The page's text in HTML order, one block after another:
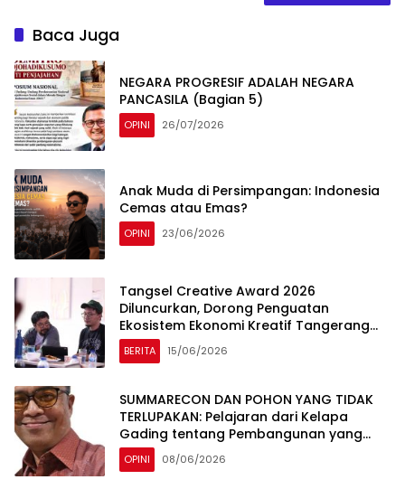
Baca Juga
NEGARA PROGRESIF ADALAH NEGARA
PANCASILA (Bagian 5)
OPINI 26/07/2026
Anak Muda di Persimpangan: Indonesia
Cemas atau Emas?
OPINI 23/06/2026
Tangsel Creative Award 2026
Diluncurkan, Dorong Penguatan
Ekosistem Ekonomi Kreatif Tangerang
Selatan
BERITA 15/06/2026
SUMMARECON DAN POHON YANG TIDAK
TERLUPAKAN: Pelajaran dari Kelapa
Gading tentang Pembangunan yang
Berakar Sejarah
OPINI 08/06/2026